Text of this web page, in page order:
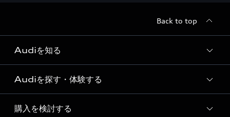
Back to top
Audiを知る
Audi ブランド
Story of Progress
Audiを探す・体験する
ディーラー検索
購入を検討する